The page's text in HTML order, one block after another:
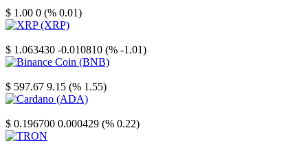
$ 1.00 0 (% 0.01)
$ 1.063430 -0.010810 (% -1.01)
$ 597.67 9.15 (% 1.55)
$ 0.196700 0.000429 (% 0.22)